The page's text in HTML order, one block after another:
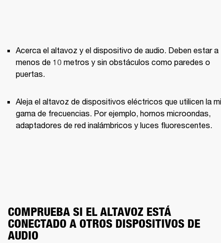
Acerca el altavoz y el dispositivo de audio. Deben estar a
menos de 10 metros y sin obstáculos como paredes o
puertas.
Aleja el altavoz de dispositivos eléctricos que utilicen la
gama de frecuencias. Por ejemplo, hornos microondas,
adaptadores de red inalámbricos y luces fluorescentes.
COMPRUEBA SI EL ALTAVOZ ESTÁ
CONECTADO A OTROS DISPOSITIVOS DE
AUDIO